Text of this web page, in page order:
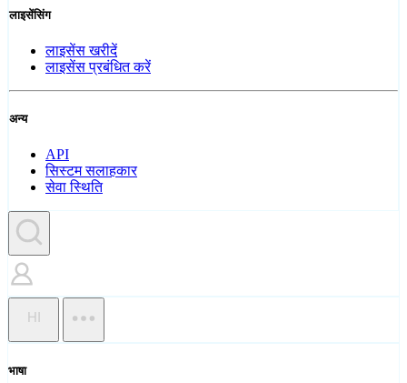
लाइसेंसिंग
लाइसेंस खरीदें
लाइसेंस प्रबंधित करें
अन्य
API
सिस्टम सलाहकार
सेवा स्थिति
HI
भाषा